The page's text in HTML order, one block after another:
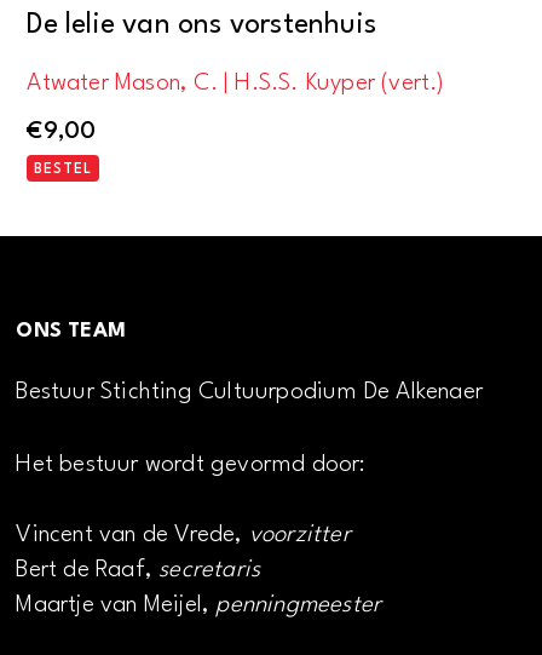
De lelie van ons vorstenhuis
Atwater Mason, C. | H.S.S. Kuyper (vert.)
€9,00
BESTEL
ONS TEAM
Bestuur Stichting Cultuurpodium De Alkenaer
Het bestuur wordt gevormd door:
Vincent van de Vrede, voorzitter
Bert de Raaf, secretaris
Maartje van Meijel, penningmeester